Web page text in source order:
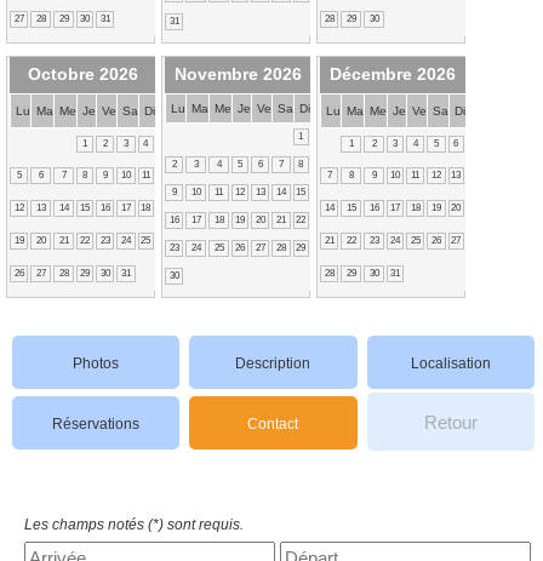
27 28 29 30 31 31 28 29 30
Octobre 2026
Lu Ma Me Je Ve Sa Di
1 2 3 4
5 6 7 8 9 10 11
12 13 14 15 16 17 18
19 20 21 22 23 24 25
26 27 28 29 30 31
Novembre 2026
Lu Ma Me Je Ve Sa Di
1
2 3 4 5 6 7 8
9 10 11 12 13 14 15
16 17 18 19 20 21 22
23 24 25 26 27 28 29
30
Décembre 2026
Lu Ma Me Je Ve Sa Di
1 2 3 4 5 6
7 8 9 10 11 12 13
14 15 16 17 18 19 20
21 22 23 24 25 26 27
28 29 30 31
Photos Description Localisation
Réservations Contact Retour
Les champs notés (*) sont requis.